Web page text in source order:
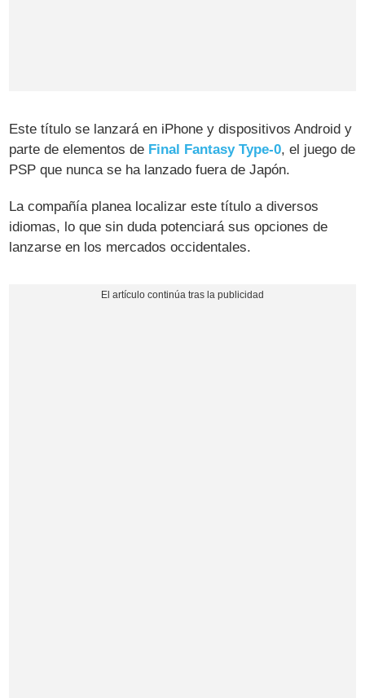
Este título se lanzará en iPhone y dispositivos Android y
parte de elementos de Final Fantasy Type-0, el juego de
PSP que nunca se ha lanzado fuera de Japón.
La compañía planea localizar este título a diversos
idiomas, lo que sin duda potenciará sus opciones de
lanzarse en los mercados occidentales.